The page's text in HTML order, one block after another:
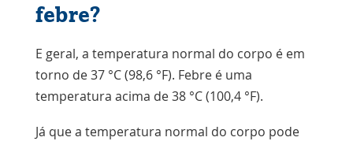
febre?
E geral, a temperatura normal do corpo é em
torno de 37 °C (98,6 °F). Febre é uma
temperatura acima de 38 °C (100,4 °F).
Já que a temperatura normal do corpo pode